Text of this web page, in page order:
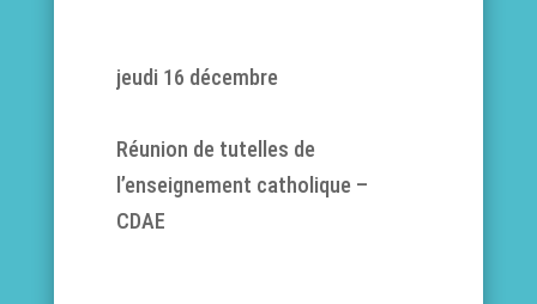
jeudi 16 décembre
Réunion de tutelles de
l’enseignement catholique –
CDAE